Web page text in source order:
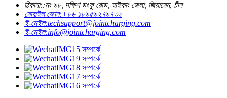
ঠিকানা::নং ৯৮, দক্ষিণ ডংফু রোড, হাইকাং জেলা, জিয়ামেন, চীন
মোবাইল ফোন:+৮৬ ১৮৯৫৯২৭৯৭৩২
ই-মেইল:techsupport@jointcharging.com
ই-মেইল:info@jointcharging.com